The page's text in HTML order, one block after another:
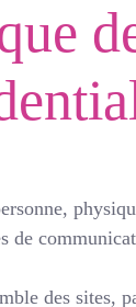
de
des sites,